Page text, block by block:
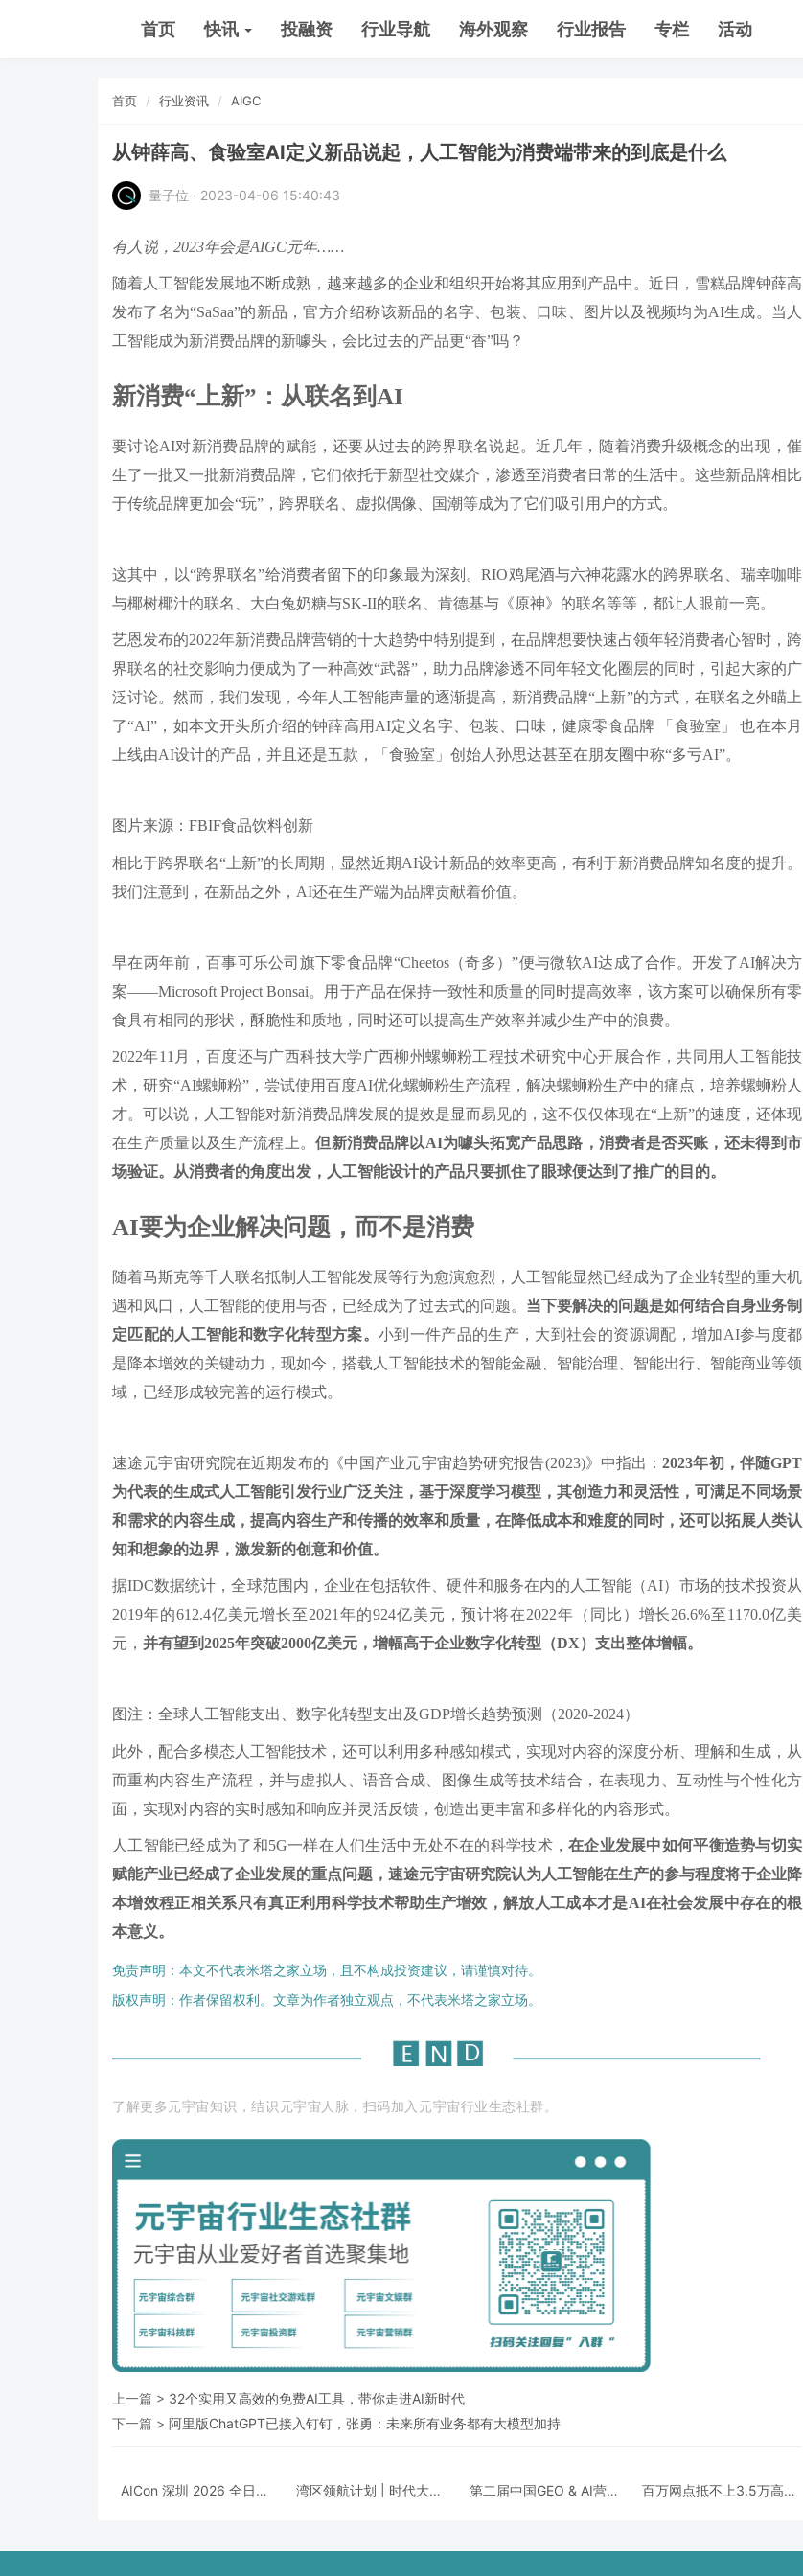
首页 快讯 投融资 行业导航 海外观察 行业报告 专栏 活动
首页 行业资讯 AIGC
从钟薛高、食验室AI定义新品说起，人工智能为消费端带来的到底是什么
量子位 · 2023-04-06 15:40:43
有人说，2023年会是AIGC元年……
随着人工智能发展地不断成熟，越来越多的企业和组织开始将其应用到产品中。近日，雪糕品牌钟薛高
发布了名为“SaSaa”的新品，官方介绍称该新品的名字、包装、口味、图片以及视频均为AI生成。当人
工智能成为新消费品牌的新噱头，会比过去的产品更“香”吗？
新消费“上新”：从联名到AI
要讨论AI对新消费品牌的赋能，还要从过去的跨界联名说起。近几年，随着消费升级概念的出现，催
生了一批又一批新消费品牌，它们依托于新型社交媒介，渗透至消费者日常的生活中。这些新品牌相比
于传统品牌更加会“玩”，跨界联名、虚拟偶像、国潮等成为了它们吸引用户的方式。
这其中，以“跨界联名”给消费者留下的印象最为深刻。RIO鸡尾酒与六神花露水的跨界联名、瑞幸咖啡
与椰树椰汁的联名、大白兔奶糖与SK-II的联名、肯德基与《原神》的联名等等，都让人眼前一亮。
艺恩发布的2022年新消费品牌营销的十大趋势中特别提到，在品牌想要快速占领年轻消费者心智时，跨
界联名的社交影响力便成为了一种高效“武器”，助力品牌渗透不同年轻文化圈层的同时，引起大家的广
泛讨论。然而，我们发现，今年人工智能声量的逐渐提高，新消费品牌“上新”的方式，在联名之外瞄上
了“AI”，如本文开头所介绍的钟薛高用AI定义名字、包装、口味，健康零食品牌 「食验室」 也在本月
上线由AI设计的产品，并且还是五款，「食验室」创始人孙思达甚至在朋友圈中称“多亏AI”。
图片来源：FBIF食品饮料创新
相比于跨界联名“上新”的长周期，显然近期AI设计新品的效率更高，有利于新消费品牌知名度的提升。
我们注意到，在新品之外，AI还在生产端为品牌贡献着价值。
早在两年前，百事可乐公司旗下零食品牌“Cheetos（奇多）”便与微软AI达成了合作。开发了AI解决方
案——Microsoft Project Bonsai。用于产品在保持一致性和质量的同时提高效率，该方案可以确保所有零
食具有相同的形状，酥脆性和质地，同时还可以提高生产效率并减少生产中的浪费。
2022年11月，百度还与广西科技大学广西柳州螺蛳粉工程技术研究中心开展合作，共同用人工智能技
术，研究“AI螺蛳粉”，尝试使用百度AI优化螺蛳粉生产流程，解决螺蛳粉生产中的痛点，培养螺蛳粉人
才。可以说，人工智能对新消费品牌发展的提效是显而易见的，这不仅仅体现在“上新”的速度，还体现
在生产质量以及生产流程上。但新消费品牌以AI为噱头拓宽产品思路，消费者是否买账，还未得到市
场验证。从消费者的角度出发，人工智能设计的产品只要抓住了眼球便达到了推广的目的。
AI要为企业解决问题，而不是消费
随着马斯克等千人联名抵制人工智能发展等行为愈演愈烈，人工智能显然已经成为了企业转型的重大机
遇和风口，人工智能的使用与否，已经成为了过去式的问题。 当下要解决的问题是如何结合自身业务制
定匹配的人工智能和数字化转型方案。 小到一件产品的生产，大到社会的资源调配，增加AI参与度都
是降本增效的关键动力，现如今，搭载人工智能技术的智能金融、智能治理、智能出行、智能商业等领
域，已经形成较完善的运行模式。
速途元宇宙研究院在近期发布的《中国产业元宇宙趋势研究报告(2023)》中指出：2023年初，伴随GPT
为代表的生成式人工智能引发行业广泛关注，基于深度学习模型，其创造力和灵活性，可满足不同场景
和需求的内容生成，提高内容生产和传播的效率和质量，在降低成本和难度的同时，还可以拓展人类认
知和想象的边界，激发新的创意和价值。
据IDC数据统计，全球范围内，企业在包括软件、硬件和服务在内的人工智能（AI）市场的技术投资从
2019年的612.4亿美元增长至2021年的924亿美元，预计将在2022年（同比）增长26.6%至1170.0亿美
元， 并有望到2025年突破2000亿美元，增幅高于企业数字化转型（DX）支出整体增幅。
图注：全球人工智能支出、数字化转型支出及GDP增长趋势预测（2020-2024）
此外，配合多模态人工智能技术，还可以利用多种感知模式，实现对内容的深度分析、理解和生成，从
而重构内容生产流程，并与虚拟人、语音合成、图像生成等技术结合，在表现力、互动性与个性化方
面，实现对内容的实时感知和响应并灵活反馈，创造出更丰富和多样化的内容形式。
人工智能已经成为了和5G一样在人们生活中无处不在的科学技术，在企业发展中如何平衡造势与切实
赋能产业已经成了企业发展的重点问题，速途元宇宙研究院认为人工智能在生产的参与程度将于企业降
本增效程正相关系只有真正利用科学技术帮助生产增效，解放人工成本才是AI在社会发展中存在的根
本意义。
免责声明：本文不代表米塔之家立场，且不构成投资建议，请谨慎对待。
版权声明：作者保留权利。文章为作者独立观点，不代表米塔之家立场。
了解更多元宇宙知识，结识元宇宙人脉，扫码加入元宇宙行业生态社群。
上一篇 > 32个实用又高效的免费AI工具，带你走进AI新时代
下一篇 > 阿里版ChatGPT已接入钉钉，张勇：未来所有业务都有大模型加持
AICon 深圳 2026 全日程
湾区领航计划 | 时代大浪
第二届中国GEO & AI营销
百万网点抵不上3.5万高潜